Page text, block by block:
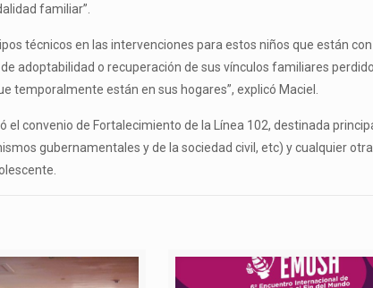
familiar”.
técnicos en las intervenciones para estos niños que están
adoptabilidad o recuperación de sus vínculos familiares
temporalmente están en sus hogares”, explicó Maciel.
el convenio de Fortalecimiento de la Línea 102, destinada
gubernamentales y de la sociedad civil, etc) y cualquier